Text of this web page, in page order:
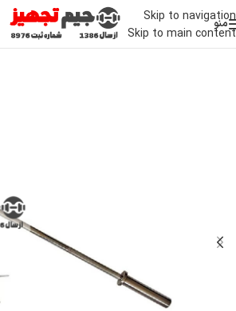
Skip to navigation
Skip to main content
منو
دمبل، وزنه و هالتر هالتر